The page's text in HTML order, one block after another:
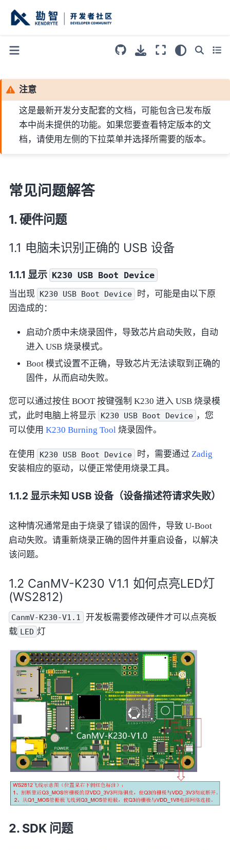
注意
这是最新开发分支配套的文档，可能包含已发布版
本中尚未提供的功能。如果您要查看特定版本的文
档，请使用左侧的下拉菜单并选择所需要的版本。
常见问题解答
硬件问题
电脑未识别正确的 USB 设备
显示 K230 USB Boot Device
当出现 K230 USB Boot Device
时，可能是由以下原
因造成的：
启动介质中未烧录固件，导致芯片启动失败，自动
进入 USB 烧录模式。
Boot 模式设置不正确，导致芯片无法读取到正确的
固件，从而启动失败。
您可以通过按住 BOOT 按键强制 K230 进入 USB 烧录模
式，此时电脑上将显示
K230 USB Boot Device ，您
可以使用 K230 Burning Tool 烧录固件。
在使用 K230 USB Boot Device 时，需要通过 Zadig
安装相应的驱动，以便正常使用烧录工具。
显示未知 USB 设备（设备描述符请求失败）
这种情况通常是由于烧录了错误的固件，导致 U-Boot
启动失败。请重新烧录正确的固件并重启设备，以解决
该问题。
CanMV-K230 V1.1 如何点亮LED灯
(WS2812)
CanmV-K230-V1.1
开发板需要修改硬件才可以点亮板
载 LED 灯
SDK 问题